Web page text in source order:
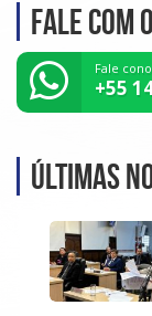
Fale com
Fale
+55
Últimas